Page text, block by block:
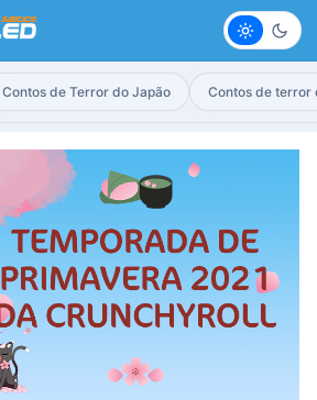
Claro
Contos de Terror do Japão Contos de terror